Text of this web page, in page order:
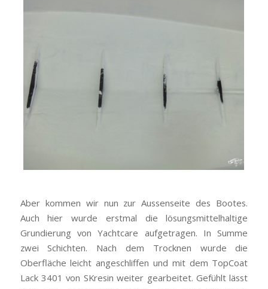
Aber kommen wir nun zur Aussenseite des Bootes.
Auch hier wurde erstmal die lösungsmittelhaltige
Grundierung von Yachtcare aufgetragen. In Summe
zwei Schichten. Nach dem Trocknen wurde die
Oberfläche leicht angeschliffen und mit dem TopCoat
Lack 3401 von SKresin weiter gearbeitet. Gefühlt lässt